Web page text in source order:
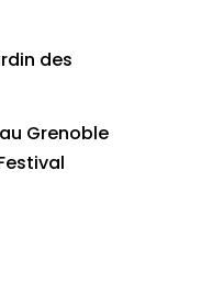
des
Grenoble